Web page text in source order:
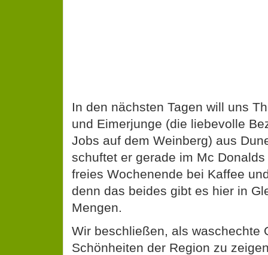
In den nächsten Tagen will uns
und Eimerjunge (die liebevolle
Jobs auf dem Weinberg) aus
schuftet er gerade im Mc
freies Wochenende bei Kaffee
denn das beides gibt es hier in
Mengen.
Wir beschließen, als waschechte
Schönheiten der Region zu